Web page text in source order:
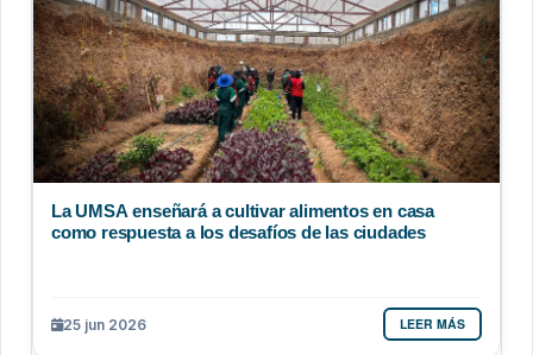
La UMSA enseñará a cultivar alimentos en casa
como respuesta a los desafíos de las ciudades
25 jun 2026 LEER MÁS